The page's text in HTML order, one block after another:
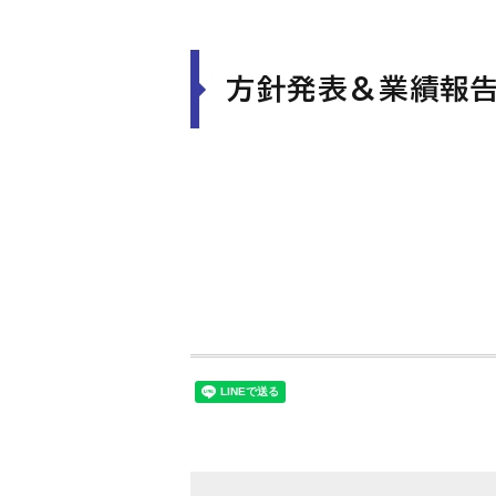
方針発表＆業績報